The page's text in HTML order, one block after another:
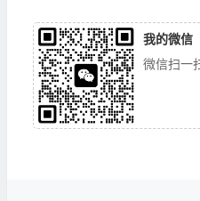
我的微信
微信扫一